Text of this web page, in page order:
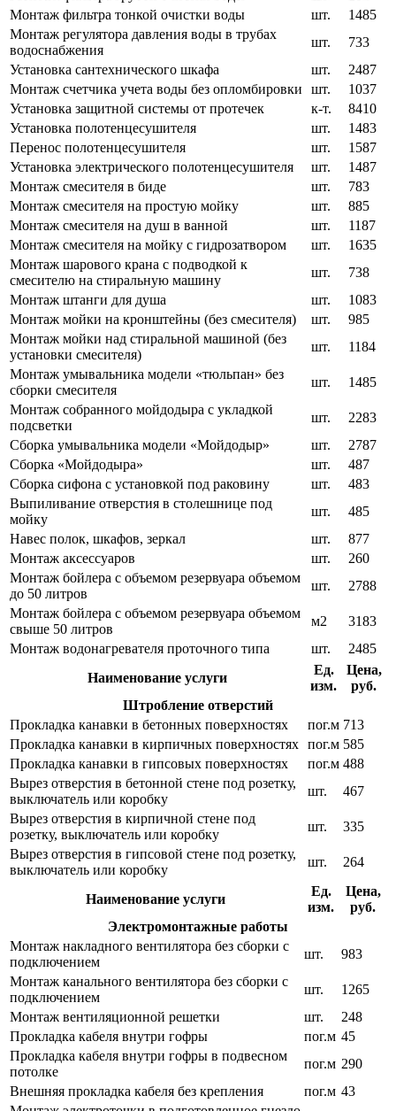
Монтаж фильтра тонкой очистки воды
шт.
1485
Монтаж регулятора давления воды в трубах
водоснабжения
шт.
733
Установка сантехнического шкафа
шт.
2487
Монтаж счетчика учета воды без опломбировки
шт.
1037
Установка защитной системы от протечек
к-т.
8410
Установка полотенцесушителя
шт.
1483
Перенос полотенцесушителя
шт.
1587
Установка электрического полотенцесушителя
шт.
1487
Монтаж смесителя в биде
шт.
783
Монтаж смесителя на простую мойку
шт.
885
Монтаж смесителя на душ в ванной
шт.
1187
Монтаж смесителя на мойку с гидрозатвором
шт.
1635
Монтаж шарового крана с подводкой к
смесителю на стиральную машину
шт.
738
Монтаж штанги для душа
шт.
1083
Монтаж мойки на кронштейны (без смесителя)
шт.
985
Монтаж мойки над стиральной машиной (без
установки смесителя)
шт.
1184
Монтаж умывальника модели «тюльпан» без
сборки смесителя
шт.
1485
Монтаж собранного мойдодыра с укладкой
подсветки
шт.
2283
Сборка умывальника модели «Мойдодыр»
шт.
2787
Сборка «Мойдодыра»
шт.
487
Сборка сифона с установкой под раковину
шт.
483
Выпиливание отверстия в столешнице под
мойку
шт.
485
Навес полок, шкафов, зеркал
шт.
877
Монтаж аксессуаров
шт.
260
Монтаж бойлера с объемом резервуара объемом
до 50 литров
шт.
2788
Монтаж бойлера с объемом резервуара объемом
свыше 50 литров
м2
3183
Монтаж водонагревателя проточного типа
шт.
2485
Наименование услуги
Ед.
изм.
Цена,
руб.
Штробление отверстий
Прокладка канавки в бетонных поверхностях
пог.м 713
Прокладка канавки в кирпичных поверхностях пог.м 585
Прокладка канавки в гипсовых поверхностях
пог.м 488
Вырез отверстия в бетонной стене под розетку,
выключатель или коробку
шт.
467
Вырез отверстия в кирпичной стене под
розетку, выключатель или коробку
шт.
335
Вырез отверстия в гипсовой стене под розетку,
выключатель или коробку
шт. 264
Наименование услуги
Ед.
изм.
Цена,
руб.
Электромонтажные работы
Монтаж накладного вентилятора без сборки с
подключением
шт.
983
Монтаж канального вентилятора без сборки с
подключением
шт.
1265
Монтаж вентиляционной решетки
шт.
248
Прокладка кабеля внутри гофры
пог.м 45
Прокладка кабеля внутри гофры в подвесном
потолке
пог.м 290
Внешняя прокладка кабеля без крепления
пог.м 43